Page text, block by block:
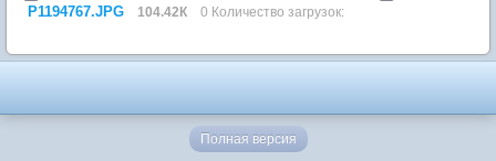
P1194767.JPG 104.42К 0 Количество загрузок:
Полная версия